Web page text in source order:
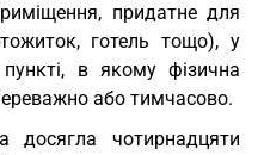
придатне для
готель тощо), у
в якому фізична
або тимчасово.
досягла чотирнадцяти